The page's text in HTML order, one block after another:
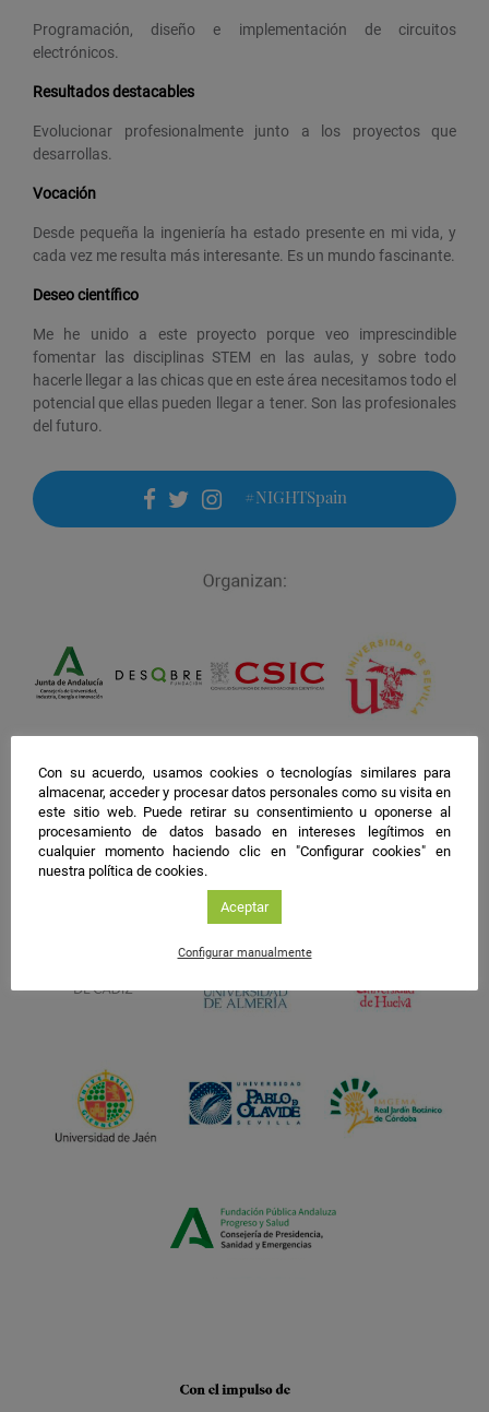
Programación, diseño e implementación de circuitos
electrónicos.
Resultados destacables
Evolucionar profesionalmente junto a los proyectos que
desarrollas.
Vocación
Desde pequeña la ingeniería ha estado presente en mi vida, y
cada vez me resulta más interesante. Es un mundo fascinante.
Deseo científico
Me he unido a este proyecto porque veo imprescindible
fomentar las disciplinas STEM en las aulas, y sobre todo
hacerle llegar a las chicas que en este área necesitamos todo el
potencial que ellas pueden llegar a tener. Son las profesionales
del futuro.
facebook
twitter
instagram
#NIGHTSpain
Con su acuerdo, usamos cookies o tecnologías similares para
almacenar, acceder y procesar datos personales como su visita en
este sitio web. Puede retirar su consentimiento u oponerse al
procesamiento de datos basado en intereses legítimos en
cualquier momento haciendo clic en "Configurar cookies" en
nuestra política de cookies.
Aceptar
Configurar manualmente